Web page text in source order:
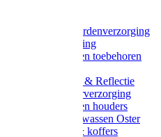
Rapide paardenverzorging
Ruiter kleding
Hoofdstellen toebehoren
Verlichting & Reflectie
Rapide leerverzorging
Likstenen en houders
Poetsen & wassen Oster
Poetssets & koffers